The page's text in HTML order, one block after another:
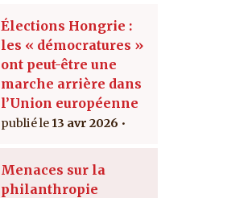
Élections Hongrie :
les « démocratures »
ont peut-être une
marche arrière dans
l’Union européenne
13 avr 2026
Menaces sur la
philanthropie